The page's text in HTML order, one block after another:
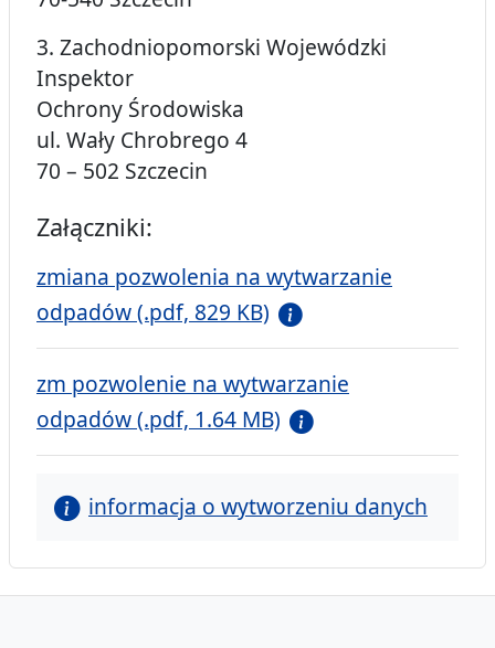
3. Zachodniopomorski Wojewódzki
Inspektor
Ochrony Środowiska
ul. Wały Chrobrego 4
70 – 502 Szczecin
Załączniki:
zmiana pozwolenia na wytwarzanie
odpadów (.pdf, 829 KB)
zm pozwolenie na wytwarzanie
odpadów (.pdf, 1.64 MB)
informacja o wytworzeniu danych